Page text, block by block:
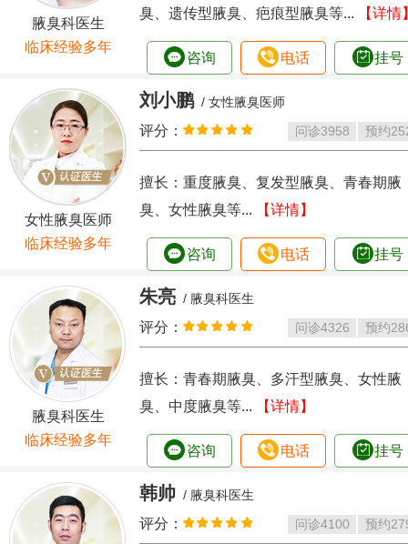
腋臭科医生
临床经验多年
臭、遗传型腋臭、疤痕型腋臭等... 【详情
咨询 电话 挂号
女性腋臭医师
临床经验多年
刘小鹏 / 女性腋臭医师
评分： 问诊3958 预约
擅长：重度腋臭、复发型腋臭、青春期腋
臭、女性腋臭等...
【详情】
咨询 电话 挂号
腋臭科医生
临床经验多年
朱亮 / 腋臭科医生
评分： 问诊4326 预约
擅长：青春期腋臭、多汗型腋臭、女性腋
臭、中度腋臭等...
【详情】
咨询 电话 挂号
韩帅 / 腋臭科医生
评分： 问诊4100 预约